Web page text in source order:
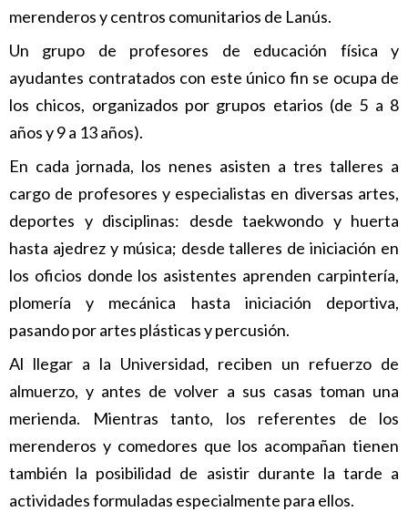
merenderos y centros comunitarios de Lanús.
Un grupo de profesores de educación física y
ayudantes contratados con este único fin se ocupa de
los chicos, organizados por grupos etarios (de 5 a 8
años y 9 a 13 años).
En cada jornada, los nenes asisten a tres talleres a
cargo de profesores y especialistas en diversas artes,
deportes y disciplinas: desde taekwondo y huerta
hasta ajedrez y música; desde talleres de iniciación en
los oficios donde los asistentes aprenden carpintería,
plomería y mecánica hasta iniciación deportiva,
pasando por artes plásticas y percusión.
Al llegar a la Universidad, reciben un refuerzo de
almuerzo, y antes de volver a sus casas toman una
merienda. Mientras tanto, los referentes de los
merenderos y comedores que los acompañan tienen
también la posibilidad de asistir durante la tarde a
actividades formuladas especialmente para ellos.